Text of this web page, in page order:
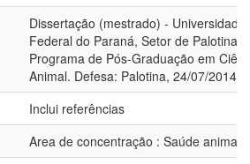
Dissertação (mestrado) - Universidade
Federal do Paraná, Setor de Palotina,
Programa de Pós-Graduação em
Animal. Defesa: Palotina, 24/07/2014
Inclui referências
Area de concentração : Saúde animal